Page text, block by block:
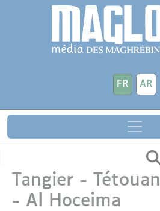
Aller au contenu principal
FR AR
Tangier - Tétouan
- Al Hoceima
Panneau de gestion des cookies